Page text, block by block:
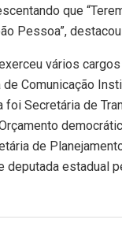
que
Pessoa”,
vários
Comunicação
foi Secretária de
de
deputada estadual